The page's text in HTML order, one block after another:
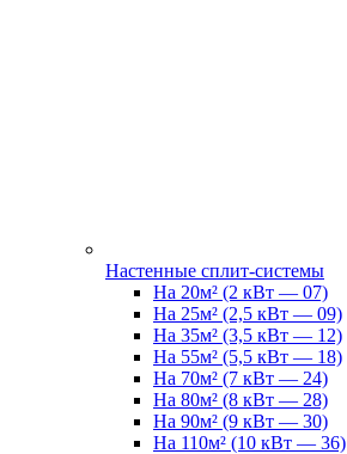
Настенные сплит-системы
На 20м² (2 кВт — 07)
На 25м² (2,5 кВт — 09)
На 35м² (3,5 кВт — 12)
На 55м² (5,5 кВт — 18)
На 70м² (7 кВт — 24)
На 80м² (8 кВт — 28)
На 90м² (9 кВт — 30)
На 110м² (10 кВт — 36)